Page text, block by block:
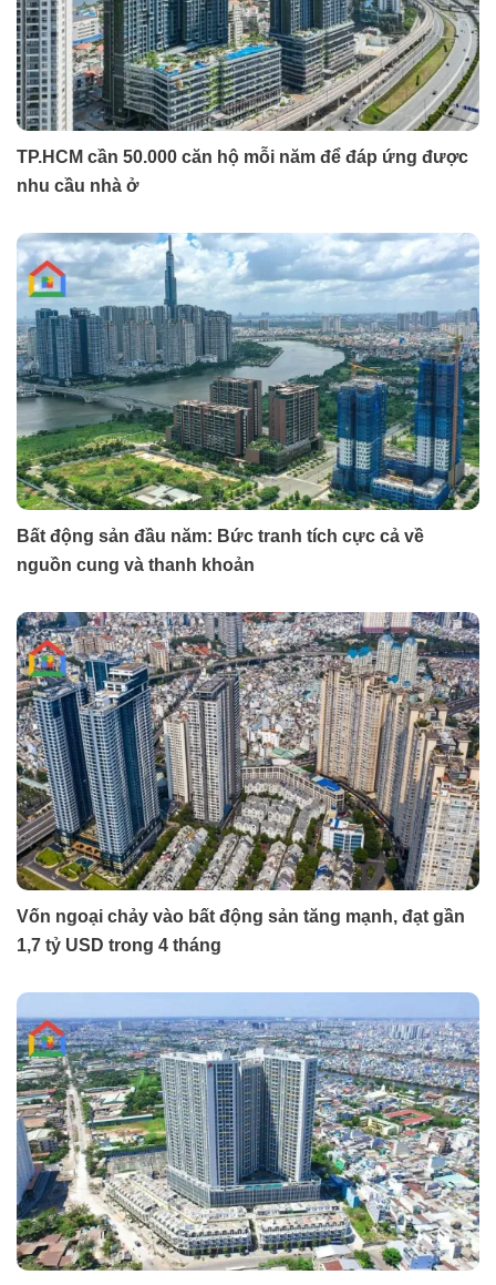
TP.HCM cần 50.000 căn hộ mỗi năm để đáp ứng được
nhu cầu nhà ở
Bất động sản đầu năm: Bức tranh tích cực cả về
nguồn cung và thanh khoản
Vốn ngoại chảy vào bất động sản tăng mạnh, đạt gần
1,7 tỷ USD trong 4 tháng